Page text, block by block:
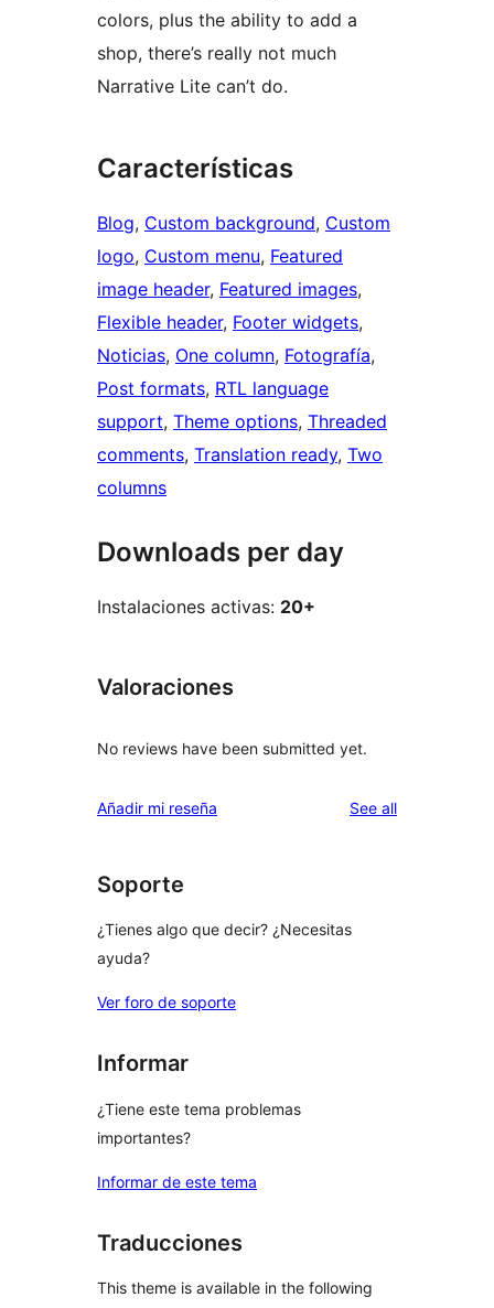
colors, plus the ability to add a
shop, there’s really not much
Narrative Lite can’t do.
Características
Blog, Custom background, Custom
logo, Custom menu, Featured
image header, Featured images
Flexible header, Footer widgets
Noticias, One column, Fotografía
Post formats, RTL language
support, Theme options, Threaded
comments, Translation ready, Two
columns
Downloads per day
Instalaciones activas: 20+
Valoraciones
No reviews have been submitted yet.
Añadir mi reseña See allreviews
Soporte
¿Tienes algo que decir? ¿Necesitas
ayuda?
Ver foro de soporte
Informar
¿Tiene este tema problemas
importantes?
Informar de este tema
Traducciones
This theme is available in the following